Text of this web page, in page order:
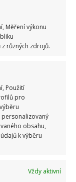
Měření výkonu
různých zdrojů.
Použití
pro
obsahu,
k výběru
Vždy aktivní
Na
proč byste